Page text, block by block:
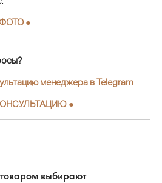
●
менеджера в Telegram
●
выбирают